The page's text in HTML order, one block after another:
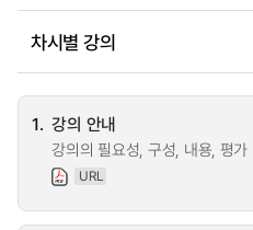
차시별 강의
1. 강의 안내
강의의 필요성, 구성, 내용, 평
URL